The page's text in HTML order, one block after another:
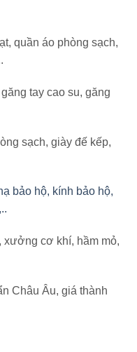
quần áo phòng sạch,
tay cao su, găng
sạch, giày đế kếp,
bảo hộ, kính bảo hộ,
xưởng cơ khí, hầm mỏ,
Châu Âu, giá thành